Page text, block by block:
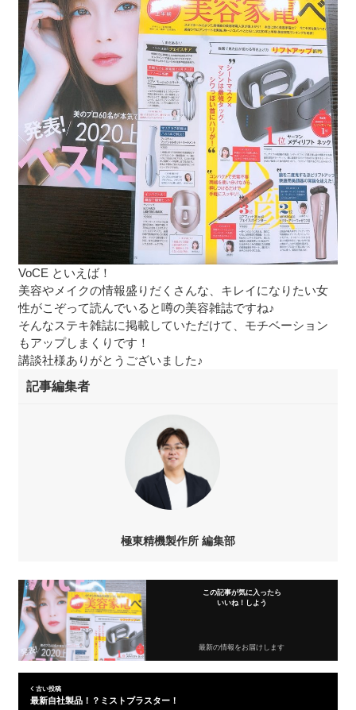
VoCE といえば！
美容やメイクの情報盛りだくさんな、キレイになりたい女
性がこぞって読んでいると噂の美容雑誌ですね♪
そんなステキ雑誌に掲載していただけて、モチベーション
もアップしまくりです！
講談社様ありがとうございました♪
極東精機製作所 編集部
この記事が気に入ったら
いいね！しよう
最新の情報をお届けします
古い投稿
最新自社製品！？ミストブラスター！